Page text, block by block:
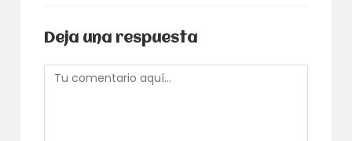
Deja una respuesta
Comentario